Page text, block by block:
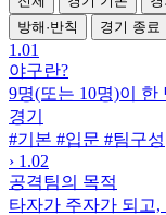
방해·반칙
경기 종료
1.01
야구란?
9명(또는 10명)이
경기
#기본 #입문 #팀구성
› 1.02
공격팀의 목적
타자가 주자가 되고